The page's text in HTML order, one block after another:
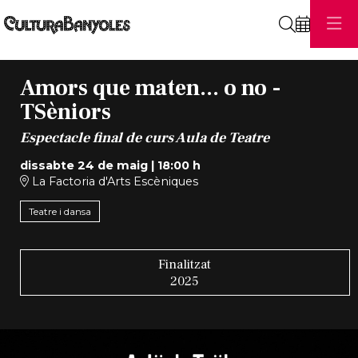
Amors que maten... o no -
TSèniors
Espectacle final de curs Aula de Teatre
dissabte 24 de maig| 18:00 h
La Factoria d'Arts Escèniques
Teatre i dansa
Finalitzat
2025